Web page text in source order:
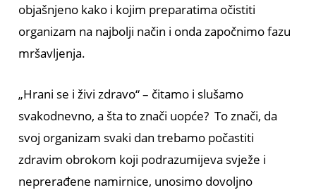
objašnjeno kako i kojim preparatima očistiti
organizam na najbolji način i onda započnimo fazu
mršavljenja.
„Hrani se i živi zdravo“ – čitamo i slušamo
svakodnevno, a šta to znači uopće? To znači, da
svoj organizam svaki dan trebamo počastiti
zdravim obrokom koji podrazumijeva svježe i
neprerađene namirnice, unosimo dovoljno